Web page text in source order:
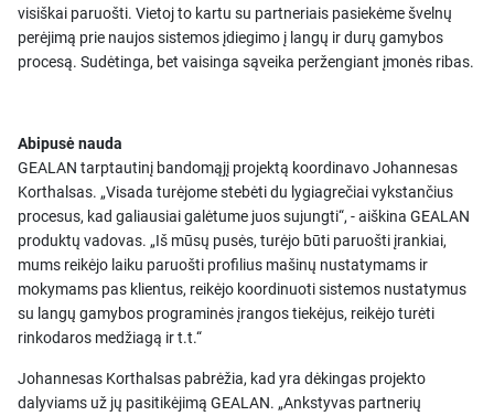
visiškai paruošti. Vietoj to kartu su partneriais pasiekėme švelnų
perėjimą prie naujos sistemos įdiegimo į langų ir durų gamybos
procesą. Sudėtinga, bet vaisinga sąveika peržengiant įmonės ribas.
Abipusė nauda
GEALAN tarptautinį bandomąjį projektą koordinavo Johannesas
Korthalsas. „Visada turėjome stebėti du lygiagrečiai vykstančius
procesus, kad galiausiai galėtume juos sujungti“, - aiškina GEALAN
produktų vadovas. „Iš mūsų pusės, turėjo būti paruošti įrankiai,
mums reikėjo laiku paruošti profilius mašinų nustatymams ir
mokymams pas klientus, reikėjo koordinuoti sistemos nustatymus
su langų gamybos programinės įrangos tiekėjus, reikėjo turėti
rinkodaros medžiagą ir t.t.“
Johannesas Korthalsas pabrėžia, kad yra dėkingas projekto
dalyviams už jų pasitikėjimą GEALAN. „Ankstyvas partnerių